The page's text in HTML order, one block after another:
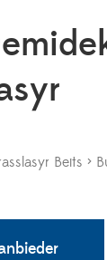
Beits >